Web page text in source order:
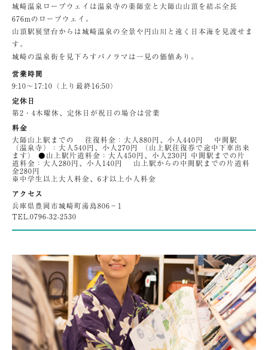
城崎温泉ロープウェイは温泉寺の薬師堂と大師山山頂を結ぶ全長
676mのロープウェイ。
山頂駅展望台からは城崎温泉の全景や円山川と遠く日本海を見渡せま
す。
城崎の温泉街を見下ろすパノラマは一見の価値あり。
営業時間
9:10〜17:10（上り最終16:50）
定休日
第2・4木曜休、定休日が祝日の場合は営業
料金
大師山上駅までの 往復料金：大人880円、小人440円 中間駅
（温泉寺）：大人540円、小人270円 （山上駅往復券で途中下車出来
ます） ●山上駅片道料金：大人450円、小人230円 中間駅までの片
道料金：大人280円、小人140円 山上駅からの中間駅までの片道料
金280円
※中学生以上大人料金、6才以上小人料金
アクセス
兵庫県豊岡市城崎町湯島806−1
TEL. 0796-32-2530